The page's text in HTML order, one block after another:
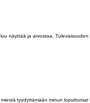
näyttää ja arvostaa.
tyydyttämään minun loputtomat